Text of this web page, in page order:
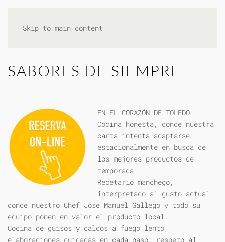
Skip to main content
SABORES DE SIEMPRE
EN EL CORAZÓN DE TOLEDO
Cocina honesta, donde nuestra
carta intenta adaptarse
estacionalmente en busca de
los mejores productos de
temporada.
Recetario manchego,
interpretado al gusto actual
donde nuestro Chef Jose Manuel Gallego y todo su
equipo ponen en valor el producto local.
Cocina de guisos y caldos a fuego lento,
elaboraciones cuidadas en cada paso, respeto al